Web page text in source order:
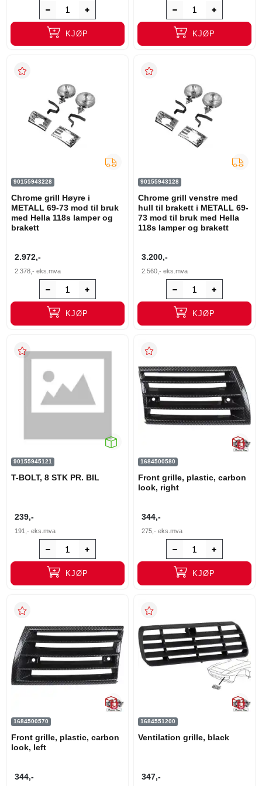
KJØP KJØP
90155943228
Chrome grill Høyre i
METALL 69-73 mod til bruk
med Hella 118s lamper og
brakett
2.972,-
2.378,- eks.mva
KJØP
90155943128
Chrome grill venstre med
hull til brakett i METALL 69-
73 mod til bruk med Hella
118s lamper og brakett
3.200,-
2.560,- eks.mva
KJØP
90155945121
T-BOLT, 8 STK PR. BIL
239,-
191,- eks.mva
KJØP
1684500580
Front grille, plastic, carbon
look, right
344,-
275,- eks.mva
KJØP
1684500570
Front grille, plastic, carbon
look, left
344,-
1684551200
Ventilation grille, black
347,-